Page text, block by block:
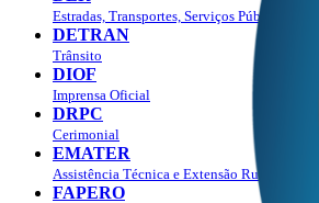
Estradas, Transportes, Serviços Públicos
DETRAN
Trânsito
DIOF
Imprensa Oficial
DRPC
Cerimonial
EMATER
Assistência Técnica e Extensão Rural
FAPERO